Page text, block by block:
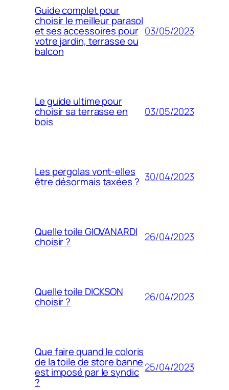
Guide complet pour
choisir le meilleur parasol
et ses accessoires pour
votre jardin, terrasse ou
balcon
03/05/2023
Le guide ultime pour
choisir sa terrasse en
bois
03/05/2023
Les pergolas vont-elles
être désormais taxées ? 30/04/2023
Quelle toile GIOVANARDI
choisir ? 26/04/2023
Quelle toile DICKSON
choisir ? 26/04/2023
Que faire quand le coloris
de la toile de store banne
est imposé par le syndic
?
25/04/2023